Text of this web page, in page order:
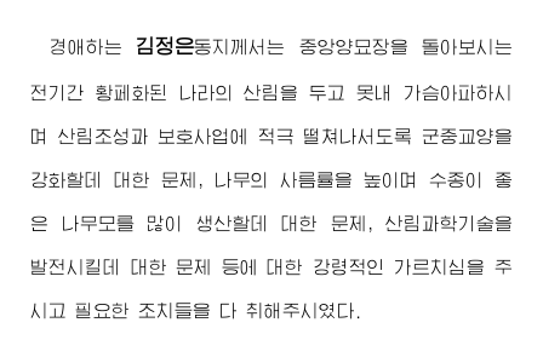
경애하는 김정은동지 께서는 중앙양묘장을 돌아보시는
전기간 황페화된 나라의 산림을 두고 못내 가슴아파하시
며 산림조성과 보호사업에 적극 떨쳐나서도록 군중교양을
강화할데 대한 문제, 나무의 사름률을 높이며 수종이 좋
은 나무모를 많이 생산할데 대한 문제, 산림과학기술을
발전시킬데 대한 문제 등에 대한 강령적인 가르치심을 주
시고 필요한 조치들을 다 취해주시였다.